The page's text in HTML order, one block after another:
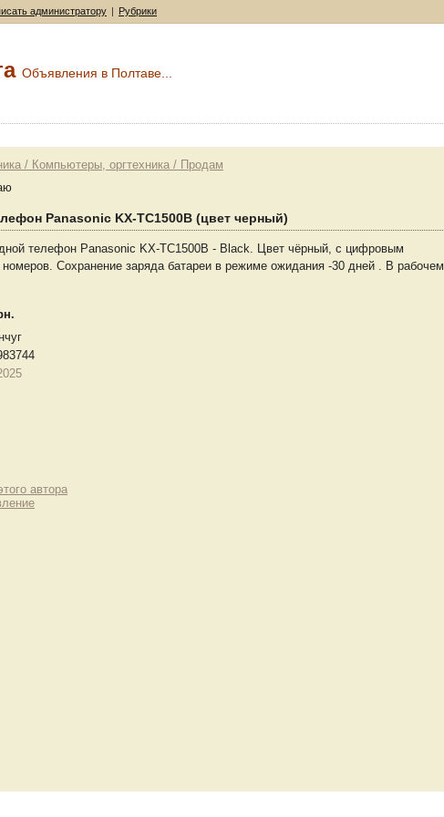
администратору | Рубрики
Объявления в Полтаве...
/ Компьютеры, оргтехника / Продам
Panasonic KX-TC1500B (цвет черный)
телефон Panasonic KX-TC1500B - Black. Цвет чёрный, с цифровым
номеров. Сохранение заряда батареи в режиме ожидания -30 дней . В рабочем
автора